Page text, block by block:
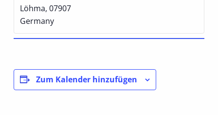
Löhma, 07907
Germany
Zum Kalender hinzufügen